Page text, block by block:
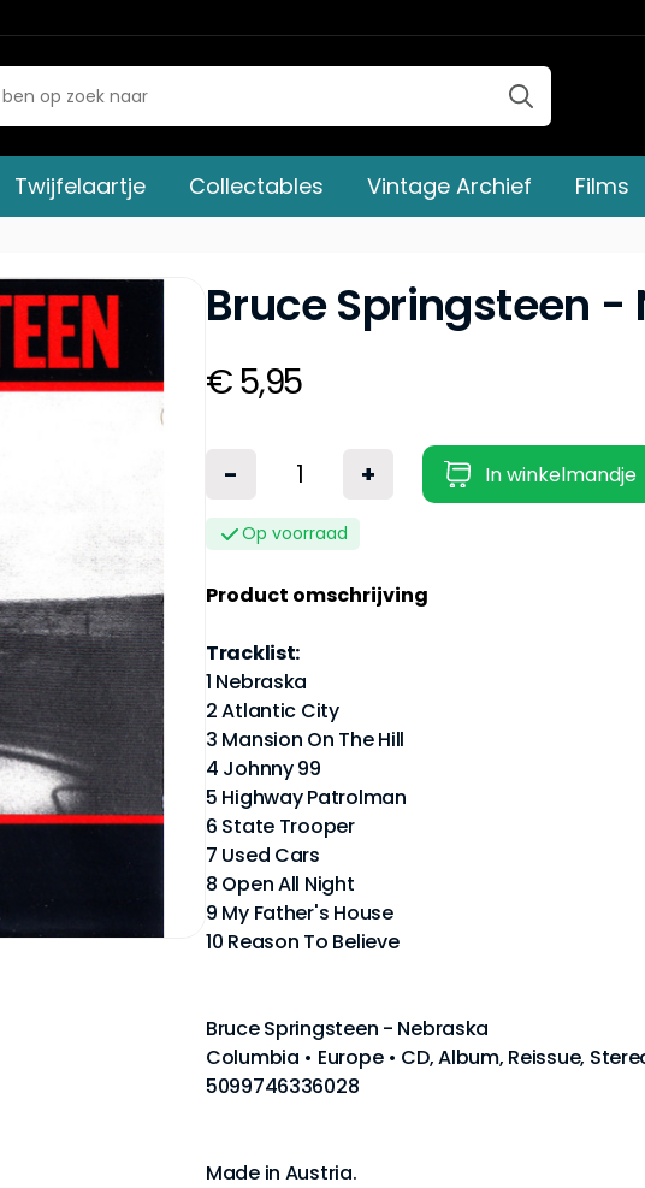
Twijfelaartje Collectables Vintage Archief Films
Bruce Springsteen -
€ 5,95
- + In winkelmandje
Op voorraad
Product omschrijving
Tracklist:
1 Nebraska
2 Atlantic City
3 Mansion On The Hill
4 Johnny 99
5 Highway Patrolman
6 State Trooper
7 Used Cars
8 Open All Night
9 My Father's House
10 Reason To Believe
Bruce Springsteen - Nebraska
Columbia • Europe • CD, Album, Reissue,
5099746336028
Made in Austria.